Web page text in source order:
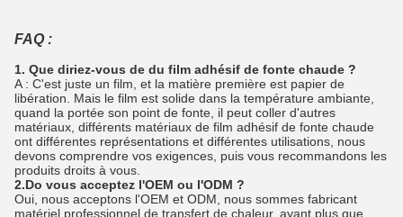
FAQ :
1. Que diriez-vous de du film adhésif de fonte chaude ?
A : C'est juste un film, et la matière première est papier de
libération. Mais le film est solide dans la température ambiante,
quand la portée son point de fonte, il peut coller d'autres
matériaux, différents matériaux de film adhésif de fonte chaude
ont différentes représentations et différentes utilisations, nous
devons comprendre vos exigences, puis vous recommandons les
produits droits à vous.
2.Do vous acceptez l'OEM ou l'ODM ?
Oui, nous acceptons l'OEM et ODM, nous sommes fabricant
matériel professionnel de transfert de chaleur, ayant plus que